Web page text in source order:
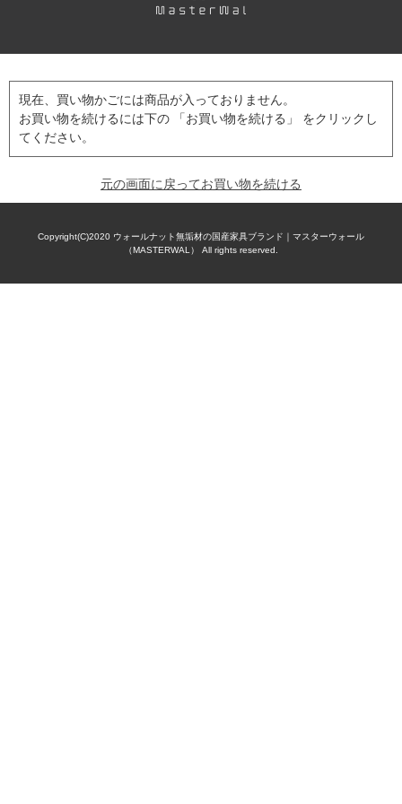
現在、買い物かごには商品が入っておりません。
お買い物を続けるには下の 「お買い物を続ける」 をクリックし
てください。
元の画面に戻ってお買い物を続ける
Copyright(C)2020 ウォールナット無垢材の国産家具ブランド｜マスターウォール
（MASTERWAL） All rights reserved.